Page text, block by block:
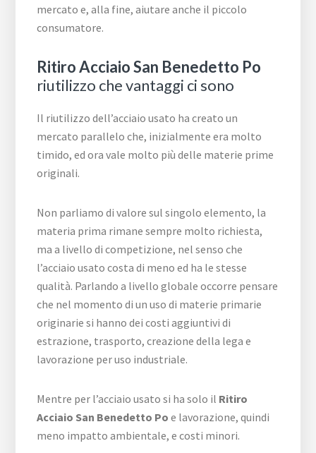
mercato e, alla fine, aiutare anche il piccolo
consumatore.
Ritiro Acciaio San Benedetto Po
riutilizzo che vantaggi ci sono
Il riutilizzo dell’acciaio usato ha creato un
mercato parallelo che, inizialmente era molto
timido, ed ora vale molto più delle materie prime
originali.
Non parliamo di valore sul singolo elemento, la
materia prima rimane sempre molto richiesta,
ma a livello di competizione, nel senso che
l’acciaio usato costa di meno ed ha le stesse
qualità. Parlando a livello globale occorre pensare
che nel momento di un uso di materie primarie
originarie si hanno dei costi aggiuntivi di
estrazione, trasporto, creazione della lega e
lavorazione per uso industriale.
Mentre per l’acciaio usato si ha solo il Ritiro
Acciaio San Benedetto Po e lavorazione, quindi
meno impatto ambientale, e costi minori.